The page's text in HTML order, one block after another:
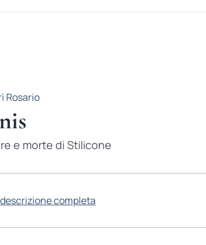
Rosario
e morte di Stilicone
completa